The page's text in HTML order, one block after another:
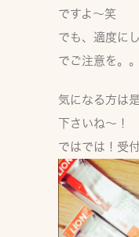
ですよ〜笑
でも、適度に
でご注意を。
気になる方は
下さいね〜！
ではでは！受